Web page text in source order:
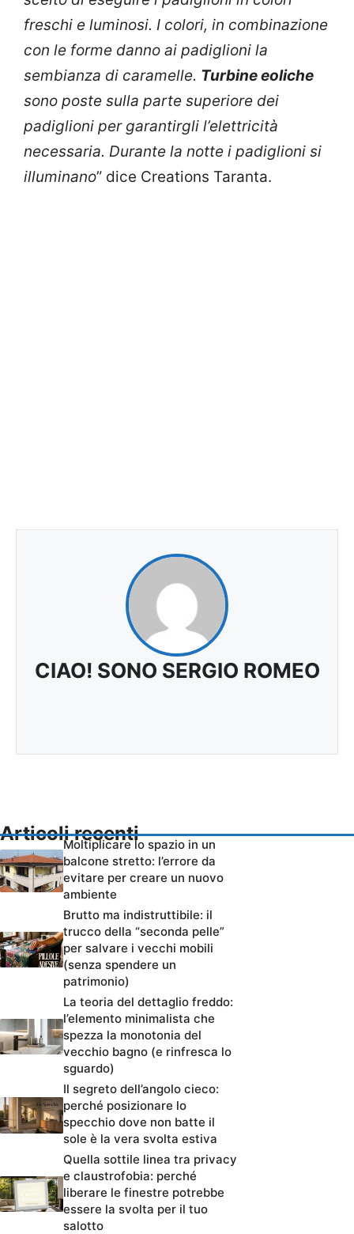
freschi e luminosi. I colori, in combinazione
con le forme danno ai padiglioni la
sembianza di caramelle. Turbine eoliche
sono poste sulla parte superiore dei
padiglioni per garantirgli l’elettricità
necessaria. Durante la notte i padiglioni si
illuminano” dice Creations Taranta.
CIAO! SONO SERGIO ROMEO
Articoli recenti
Moltiplicare lo spazio in un
balcone stretto: l’errore da
evitare per creare un nuovo
ambiente
Brutto ma indistruttibile: il
trucco della “seconda pelle”
per salvare i vecchi mobili
(senza spendere un
patrimonio)
La teoria del dettaglio freddo:
l’elemento minimalista che
spezza la monotonia del
vecchio bagno (e rinfresca lo
sguardo)
Il segreto dell’angolo cieco:
perché posizionare lo
specchio dove non batte il
sole è la vera svolta estiva
Quella sottile linea tra privacy
e claustrofobia: perché
liberare le finestre potrebbe
essere la svolta per il tuo
salotto